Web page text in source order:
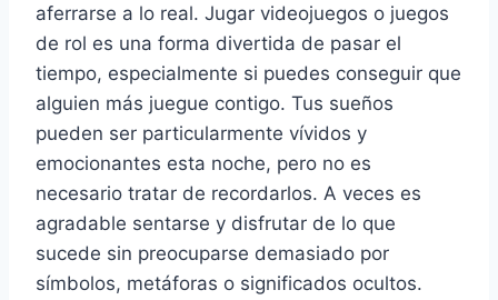
aferrarse a lo real. Jugar videojuegos o juegos
de rol es una forma divertida de pasar el
tiempo, especialmente si puedes conseguir que
alguien más juegue contigo. Tus sueños
pueden ser particularmente vívidos y
emocionantes esta noche, pero no es
necesario tratar de recordarlos. A veces es
agradable sentarse y disfrutar de lo que
sucede sin preocuparse demasiado por
símbolos, metáforas o significados ocultos.